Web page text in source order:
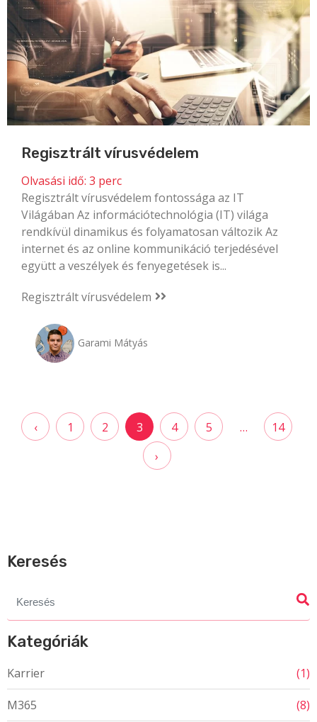
Regisztrált vírusvédelem
Olvasási idő: 3 perc
Regisztrált vírusvédelem fontossága az IT
Világában Az információtechnológia (IT) világa
rendkívül dinamikus és folyamatosan változik Az
internet és az online kommunikáció terjedésével
együtt a veszélyek és fenyegetések is...
Regisztrált vírusvédelem
Garami Mátyás
Bejegyzések
‹ 1 2 3 4 5 …
14
›
Keresés
for:
Kategóriák
Karrier (1)
M365 (8)